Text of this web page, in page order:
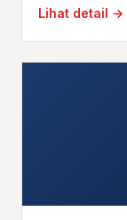
Lihat detail →